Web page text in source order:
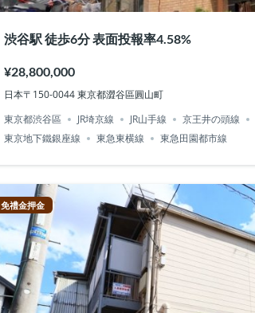
渋谷駅 徒歩6分 表面投報率4.58%
¥28,800,000
日本〒150-0044 東京都澀谷區圓山町
東京都渋谷區
JR埼京線 JR山手線 京王井の頭線
東京地下鐵銀座線
東急東横線 東急田園都市線
免禮金押金